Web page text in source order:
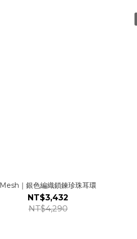
Mesh｜銀色編織鎖鍊珍珠耳環
NT$3,432
NT$4,290